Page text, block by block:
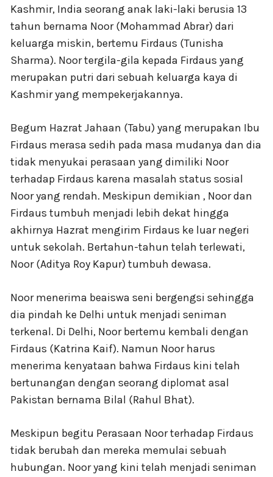
Kashmir, India seorang anak laki-laki berusia 13
tahun bernama Noor (Mohammad Abrar) dari
keluarga miskin, bertemu Firdaus (Tunisha
Sharma). Noor tergila-gila kepada Firdaus yang
merupakan putri dari sebuah keluarga kaya di
Kashmir yang mempekerjakannya.
Begum Hazrat Jahaan (Tabu) yang merupakan Ibu
Firdaus merasa sedih pada masa mudanya dan dia
tidak menyukai perasaan yang dimiliki Noor
terhadap Firdaus karena masalah status sosial
Noor yang rendah. Meskipun demikian , Noor dan
Firdaus tumbuh menjadi lebih dekat hingga
akhirnya Hazrat mengirim Firdaus ke luar negeri
untuk sekolah. Bertahun-tahun telah terlewati,
Noor (Aditya Roy Kapur) tumbuh dewasa.
Noor menerima beaiswa seni bergengsi sehingga
dia pindah ke Delhi untuk menjadi seniman
terkenal. Di Delhi, Noor bertemu kembali dengan
Firdaus (Katrina Kaif). Namun Noor harus
menerima kenyataan bahwa Firdaus kini telah
bertunangan dengan seorang diplomat asal
Pakistan bernama Bilal (Rahul Bhat).
Meskipun begitu Perasaan Noor terhadap Firdaus
tidak berubah dan mereka memulai sebuah
hubungan. Noor yang kini telah menjadi seniman